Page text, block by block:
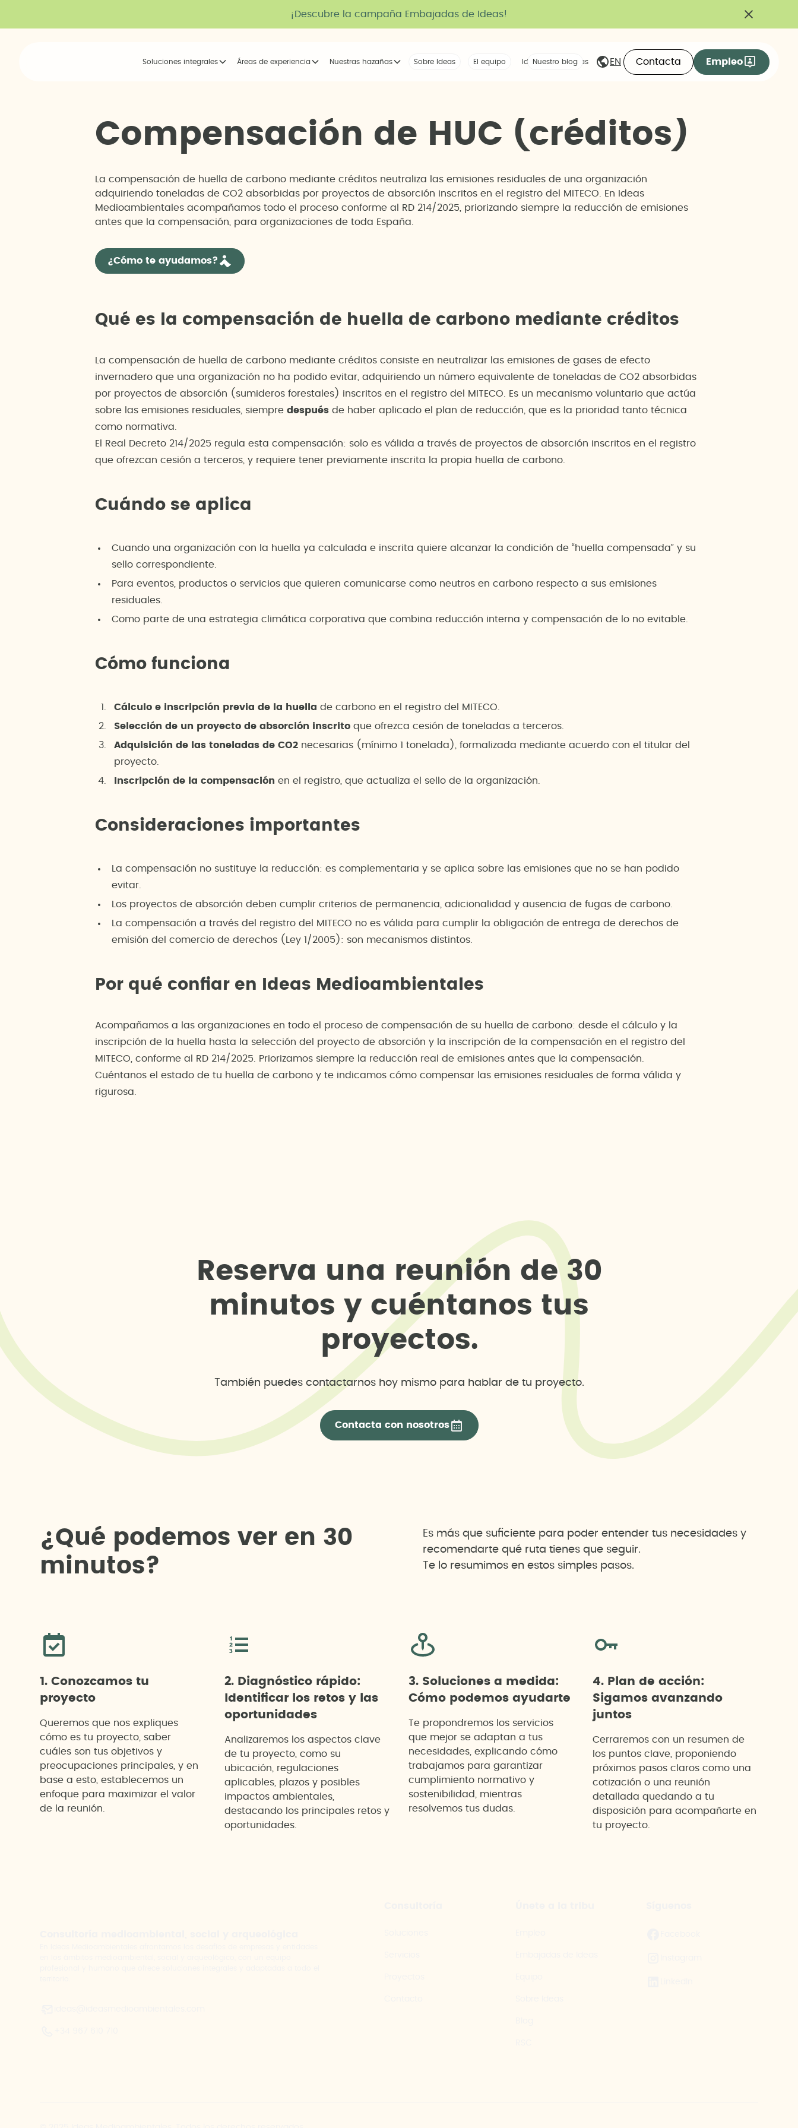
¡Descubre la campaña Embajadas de Ideas!
Soluciones integrales Áreas de experiencia Nuestras hazañas Nuestra voz
Sobre Ideas La tribu
El equipo Ideas compartidas
Nuestro blog EN Contacta Empleo
Compensación d e H UC (créd itos)
La compensación de huella de carbono mediante créditos neutraliza las emisiones residuales de una organización
adquiriendo toneladas de CO2 absorbidas por proyectos de absorción inscritos en el registro del MITECO. En Ideas
Medioambientales acompañamos todo el proceso conforme al RD 214/2025, priorizando siempre la reducción de emisiones
antes que la compensación, para organizaciones de toda España.
¿Cómo te ayudamos?
Qué es la compensación de huella de carbono mediante créditos
La compensación de huella de carbono mediante créditos consiste en neutralizar las emisiones de gases de efecto
invernadero que una organización no ha podido evitar, adquiriendo un número equivalente de toneladas de CO2 absorbidas
por proyectos de absorción (sumideros forestales) inscritos en el registro del MITECO. Es un mecanismo voluntario que actúa
sobre las emisiones residuales, siempre después de haber aplicado el plan de reducción, que es la prioridad tanto técnica
como normativa.
El Real Decreto 214/2025 regula esta compensación: solo es válida a través de proyectos de absorción inscritos en el registro
que ofrezcan cesión a terceros, y requiere tener previamente inscrita la propia huella de carbono.
Cuándo se aplica
Cuando una organización con la huella ya calculada e inscrita quiere alcanzar la condición de “huella compensada” y su
sello correspondiente.
Para eventos, productos o servicios que quieren comunicarse como neutros en carbono respecto a sus emisiones
residuales.
Como parte de una estrategia climática corporativa que combina reducción interna y compensación de lo no evitable.
Cómo funciona
Cálculo e inscripción previa de la huella de carbono en el registro del MITECO.
Selección de un proyecto de absorción inscrito que ofrezca cesión de toneladas a terceros.
Adquisición de las toneladas de CO2 necesarias (mínimo 1 tonelada), formalizada mediante acuerdo con el titular del
proyecto.
Inscripción de la compensación en el registro, que actualiza el sello de la organización.
Consideraciones importantes
La compensación no sustituye la reducción: es complementaria y se aplica sobre las emisiones que no se han podido
evitar.
Los proyectos de absorción deben cumplir criterios de permanencia, adicionalidad y ausencia de fugas de carbono.
La compensación a través del registro del MITECO no es válida para cumplir la obligación de entrega de derechos de
emisión del comercio de derechos (Ley 1/2005): son mecanismos distintos.
Por qué confiar en Ideas Medioambientales
Acompañamos a las organizaciones en todo el proceso de compensación de su huella de carbono: desde el cálculo y la
inscripción de la huella hasta la selección del proyecto de absorción y la inscripción de la compensación en el registro del
MITECO, conforme al RD 214/2025. Priorizamos siempre la reducción real de emisiones antes que la compensación.
Cuéntanos el estado de tu huella de carbono y te indicamos cómo compensar las emisiones residuales de forma válida y
rigurosa.
Reserva una reunión de 30
minutos y cuéntanos tus
proyectos.
También puedes contactarnos hoy mismo para hablar de tu proyecto.
Contacta con nosotros
¿Qué podemos ver en 30
minutos?
Es más que suficiente para poder entender tus necesidades y
recomendarte qué ruta tienes que seguir.
Te lo resumimos en estos simples pasos.
1. Conozcamos tu
proyecto
Queremos que nos expliques
cómo es tu proyecto, saber
cuáles son tus objetivos y
preocupaciones principales, y en
base a esto, establecemos un
enfoque para maximizar el valor
de la reunión.
2. Diagnóstico rápido:
Identificar los retos y las
oportunidades
Analizaremos los aspectos clave
de tu proyecto, como su
ubicación, regulaciones
aplicables, plazos y posibles
impactos ambientales,
destacando los principales retos y
oportunidades.
3. Soluciones a medida:
Cómo podemos ayudarte
Te propondremos los servicios
que mejor se adaptan a tus
necesidades, explicando cómo
trabajamos para garantizar
cumplimiento normativo y
sostenibilidad, mientras
resolvemos tus dudas.
4. Plan de acción:
Sigamos avanzando
juntos
Cerraremos con un resumen de
los puntos clave, proponiendo
próximos pasos claros como una
cotización o una reunión
detallada quedando a tu
disposición para acompañarte en
tu proyecto.